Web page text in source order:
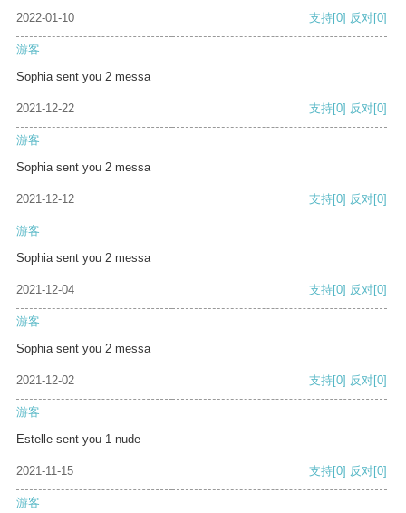
2022-01-10 支持[0] 反对[0]
游客
Sophia sent you 2 messa
2021-12-22 支持[0] 反对[0]
游客
Sophia sent you 2 messa
2021-12-12 支持[0] 反对[0]
游客
Sophia sent you 2 messa
2021-12-04 支持[0] 反对[0]
游客
Sophia sent you 2 messa
2021-12-02 支持[0] 反对[0]
游客
Estelle sent you 1 nude
2021-11-15 支持[0] 反对[0]
游客